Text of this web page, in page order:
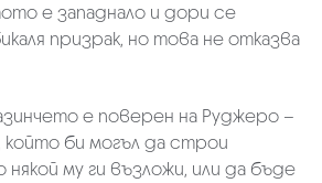
е западнало и дори се
призрак, но това не отказва
е поверен на Руджеро –
би могъл да строи
някой му ги възложи, или да бъде